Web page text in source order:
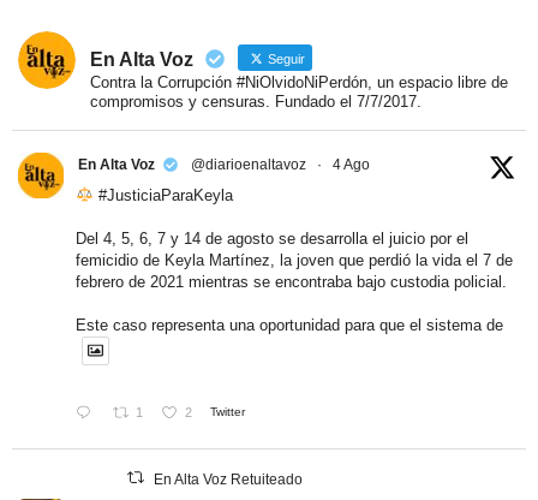
En Alta Voz Seguir
Contra la Corrupción #NiOlvidoNiPerdón, un espacio libre de
compromisos y censuras. Fundado el 7/7/2017.
En Alta Voz @diarioenaltavoz · 4 Ago
#JusticiaParaKeyla
Del 4, 5, 6, 7 y 14 de agosto se desarrolla el juicio por el
femicidio de Keyla Martínez, la joven que perdió la vida el 7 de
febrero de 2021 mientras se encontraba bajo custodia policial.
Este caso representa una oportunidad para que el sistema de
1 2 Twitter
En Alta Voz Retuiteado